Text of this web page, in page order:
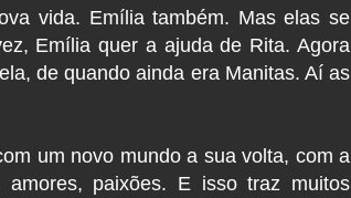
vida. Emília também. Mas elas se
Emília quer a ajuda de Rita. Agora
de quando ainda era Manitas. Aí as
um novo mundo a sua volta, com a
amores, paixões. E isso traz muitos